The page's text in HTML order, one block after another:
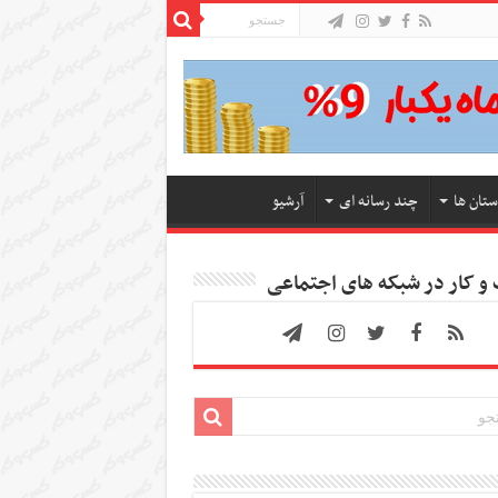
ها چند رسانه ای آرشیو
کار در شبکه های اجتماعی